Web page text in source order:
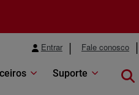
Entrar Fale conosco
Suporte